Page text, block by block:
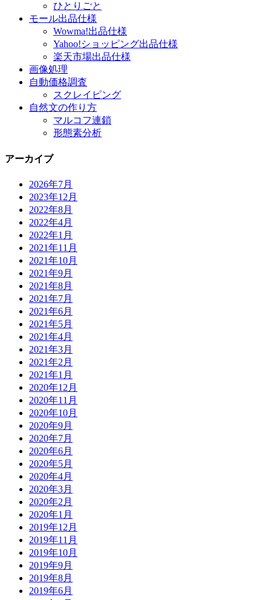
ひとりごと
モール出品仕様
Wowma!出品仕様
Yahoo!ショッピング出品仕様
楽天市場出品仕様
画像処理
自動価格調査
スクレイピング
自然文の作り方
マルコフ連鎖
形態素分析
アーカイブ
2026年7月
2023年12月
2022年8月
2022年4月
2022年1月
2021年11月
2021年10月
2021年9月
2021年8月
2021年7月
2021年6月
2021年5月
2021年4月
2021年3月
2021年2月
2021年1月
2020年12月
2020年11月
2020年10月
2020年9月
2020年7月
2020年6月
2020年5月
2020年4月
2020年3月
2020年2月
2020年1月
2019年12月
2019年11月
2019年10月
2019年9月
2019年8月
2019年6月